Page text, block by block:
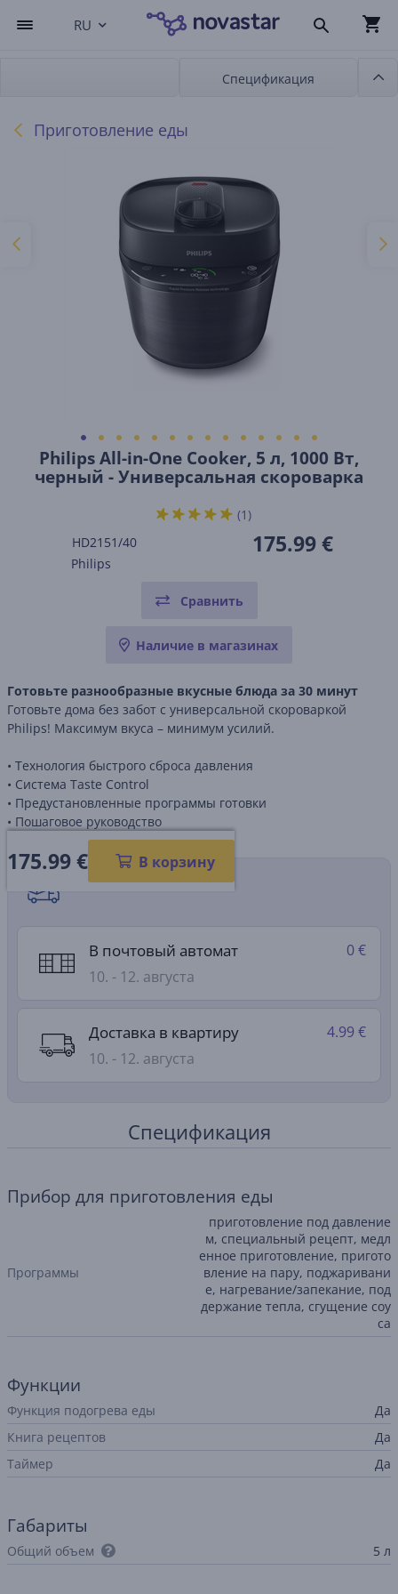
RU
Спецификация
Приготовление еды
Philips All-in-One Cooker, 5 л, 1000 Вт,
черный - Универсальная скороварка
HD2151/40
Philips
175.99 €
(1)
Сравнить
Наличие в магазинах
Готовьте разнообразные вкусные блюда за 30 минут
Готовьте дома без забот с универсальной скороваркой
Philips! Максимум вкуса – минимум усилий.
• Технология быстрого сброса давления
• Система Taste Control
• Предустановленные программы готовки
• Пошаговое руководство
175.99€ В корзину
Способы доставки
В почтовый автомат
10. - 12. августа
0 €
Доставка в квартиру
10. - 12. августа
4.99 €
Спецификация
Прибор для приготовления еды
Программы
приготовление под давление
м, специальный рецепт, медл
енное приготовление, пригото
вление на пару, поджаривани
е, нагревание/запекание, под
держание тепла, сгущение соу
са
Функции
Функция подогрева еды
Да
Книга рецептов
Да
Таймер
Да
Габариты
Общий объем 5 л